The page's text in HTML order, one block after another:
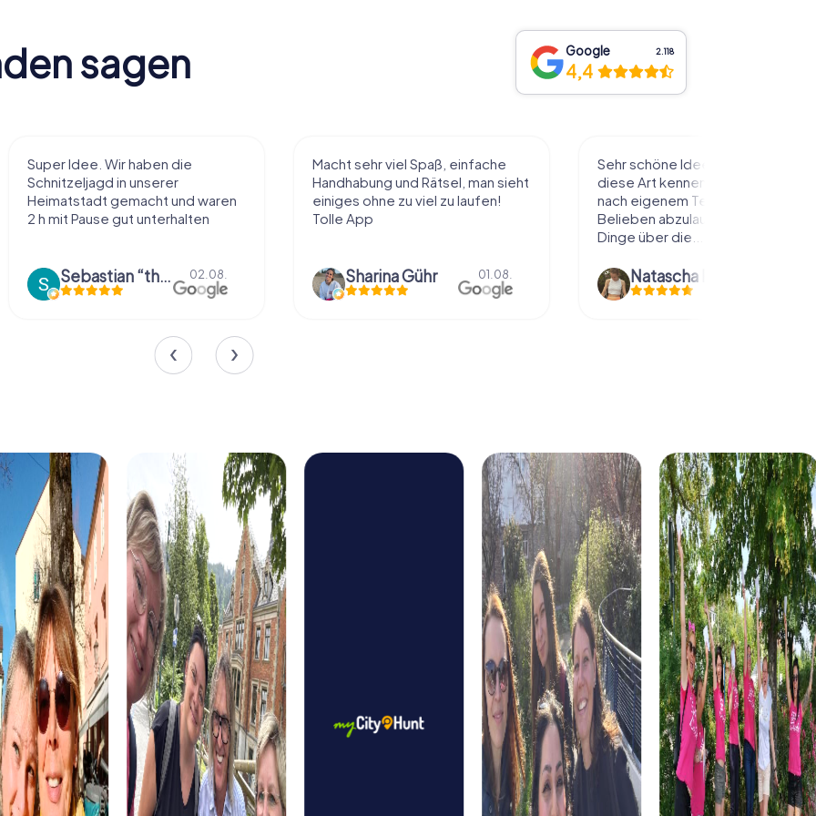
sagen Google 2.118
4,4
Macht sehr viel Spaß, einfache
Handhabung und Rätsel, man sieht
einiges ohne zu viel zu laufen!
Tolle App
Sharina Gühr 01.08.
Sehr schöne Idee die Stadt auf
diese Art kennenzulernen. Alles
nach eigenem Tempo und
Belieben abzulaufen und dabei
01.08.
wir haben ein Krimi aufgelöst.
fanden es echt genial gemacht.
hat meinem Mann und mir Spaß
gemacht. mal die Stadt anders
erkunden.
Anna Gsteu